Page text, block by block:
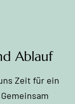
Ablauf
Zeit für ein